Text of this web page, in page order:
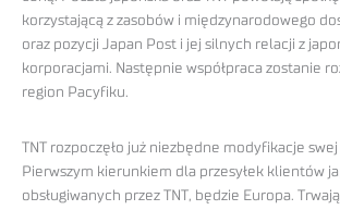
korzystającą z zasobów i międzynarodowego
oraz pozycji Japan Post i jej silnych relacji z
korporacjami. Następnie współpraca zostanie
region Pacyfiku.
TNT rozpoczęło już niezbędne modyfikacje
Pierwszym kierunkiem dla przesyłek klientów
obsługiwanych przez TNT, będzie Europa.